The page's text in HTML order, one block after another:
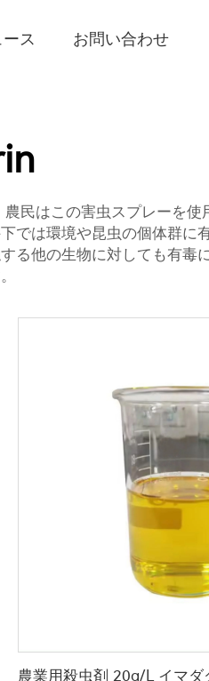
ス お問い合わせ
民はこの害虫スプレーを使
では環境や昆虫の個体群に
る他の生物に対しても有毒